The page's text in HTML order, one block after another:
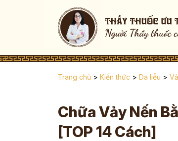
Trang chủ > Kiến thức > Da liễu >
Chữa Vảy Nến
[TOP 14 Cách]